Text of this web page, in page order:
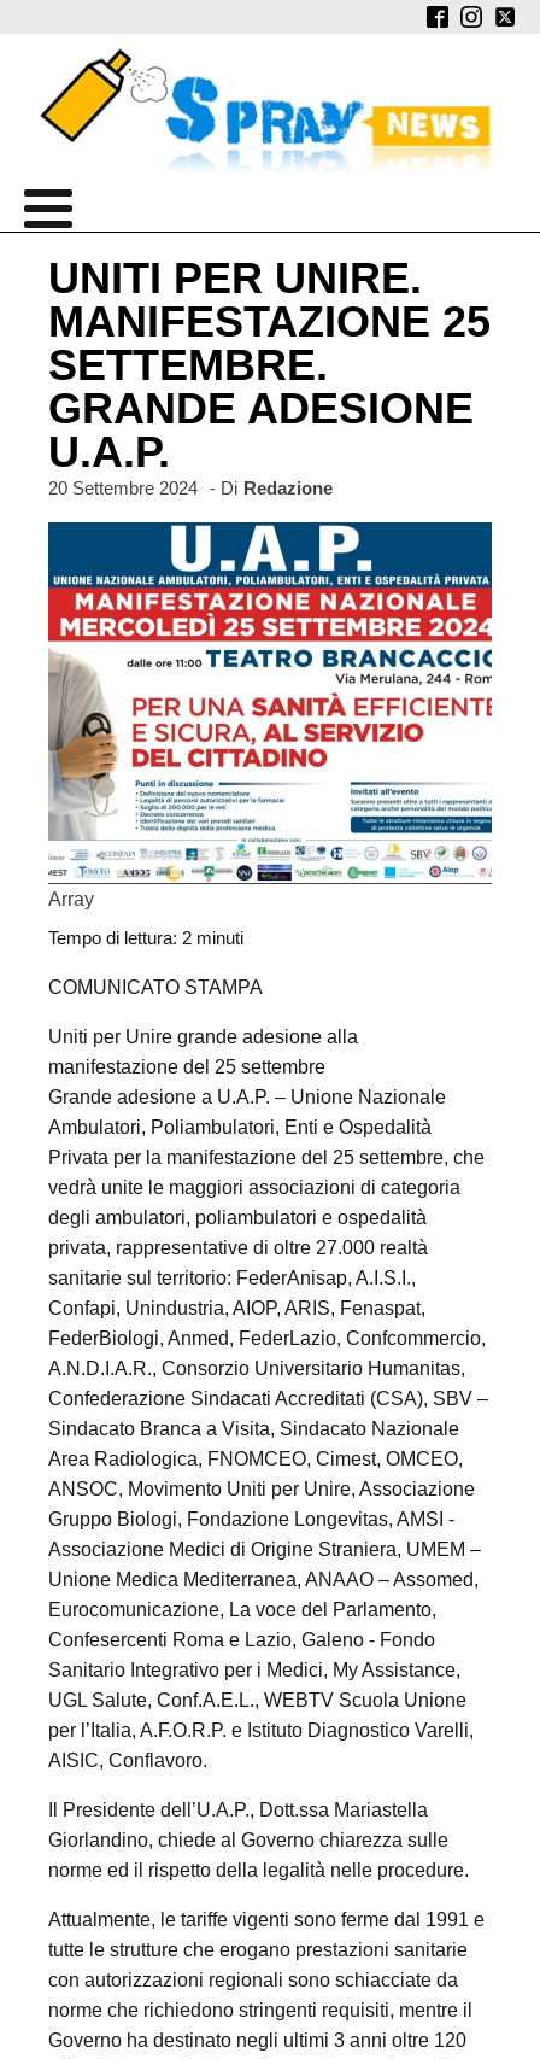
UNITI PER UNIRE.
MANIFESTAZIONE 25
SETTEMBRE.
GRANDE ADESIONE
U.A.P.
20 Settembre 2024 - Di Redazione
Array
Tempo di lettura: 2 minuti
COMUNICATO STAMPA
Uniti per Unire grande adesione alla
manifestazione del 25 settembre
Grande adesione a U.A.P. – Unione Nazionale
Ambulatori, Poliambulatori, Enti e Ospedalità
Privata per la manifestazione del 25 settembre, che
vedrà unite le maggiori associazioni di categoria
degli ambulatori, poliambulatori e ospedalità
privata, rappresentative di oltre 27.000 realtà
sanitarie sul territorio: FederAnisap, A.I.S.I.,
Confapi, Unindustria, AIOP, ARIS, Fenaspat,
FederBiologi, Anmed, FederLazio, Confcommercio,
A.N.D.I.A.R., Consorzio Universitario Humanitas,
Confederazione Sindacati Accreditati (CSA), SBV –
Sindacato Branca a Visita, Sindacato Nazionale
Area Radiologica, FNOMCEO, Cimest, OMCEO,
ANSOC, Movimento Uniti per Unire, Associazione
Gruppo Biologi, Fondazione Longevitas, AMSI -
Associazione Medici di Origine Straniera, UMEM –
Unione Medica Mediterranea, ANAAO – Assomed,
Eurocomunicazione, La voce del Parlamento,
Confesercenti Roma e Lazio, Galeno - Fondo
Sanitario Integrativo per i Medici, My Assistance,
UGL Salute, Conf.A.E.L., WEBTV Scuola Unione
per l’Italia, A.F.O.R.P. e Istituto Diagnostico Varelli,
AISIC, Conflavoro.
Il Presidente dell’U.A.P., Dott.ssa Mariastella
Giorlandino, chiede al Governo chiarezza sulle
norme ed il rispetto della legalità nelle procedure.
Attualmente, le tariffe vigenti sono ferme dal 1991 e
tutte le strutture che erogano prestazioni sanitarie
con autorizzazioni regionali sono schiacciate da
norme che richiedono stringenti requisiti, mentre il
Governo ha destinato negli ultimi 3 anni oltre 120